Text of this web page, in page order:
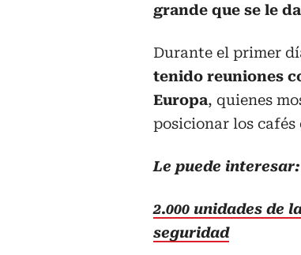
grande que se le
Durante el primer
tenido reuniones
Europa, quienes
posicionar los cafés
Le puede interesar:
2.000 unidades de
seguridad